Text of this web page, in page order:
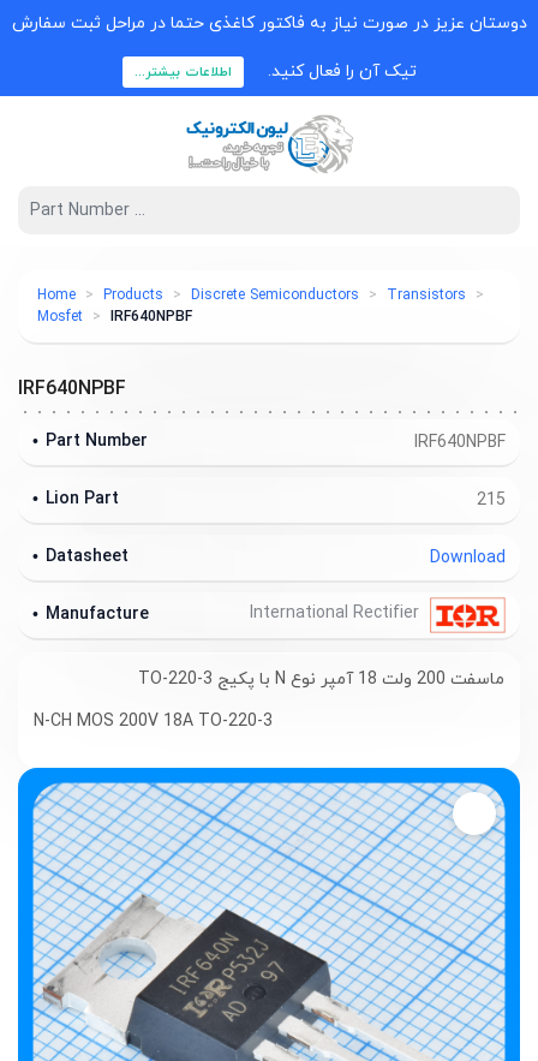
دوستان عزیز در صورت نیاز به فاکتور کاغذی حتما در مراحل ثبت سفارش
تیک آن را فعال کنید. اطلاعات بیشتر...
Home Products Discrete Semiconductors
Transistors
Mosfet
IRF640NPBF
IRF640NPBF
IRF640NPBF
Part Number
215
Lion Part
Download
Datasheet
Manufacture
ماسفت 200 ولت 18 آمپر نوع N با پکیج TO-220-3
N-CH MOS 200V 18A TO-220-3